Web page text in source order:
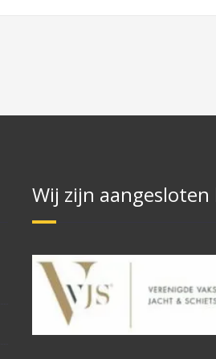
Wij zijn aangesloten